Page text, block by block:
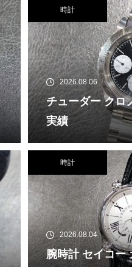
時計
2026.08.06
チューダー クロ
実績
時計
2026.08.04
腕時計 セイコー